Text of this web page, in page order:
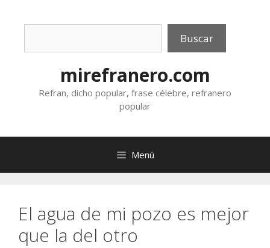
Buscar
mirefranero.com
Refran, dicho popular, frase célebre, refranero
popular
Menú
El agua de mi pozo es mejor
que la del otro